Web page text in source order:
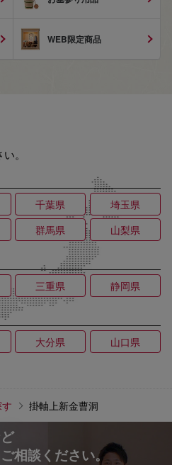
WEB限定商品
。
千葉県
埼玉県
群馬県 山梨県
三重県 静岡県
大分県 山口県
掛軸上新金曹洞
相談ください。